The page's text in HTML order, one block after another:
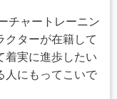
チャートレーニン
クターが在籍して
着実に進歩したい
人にもってこいで